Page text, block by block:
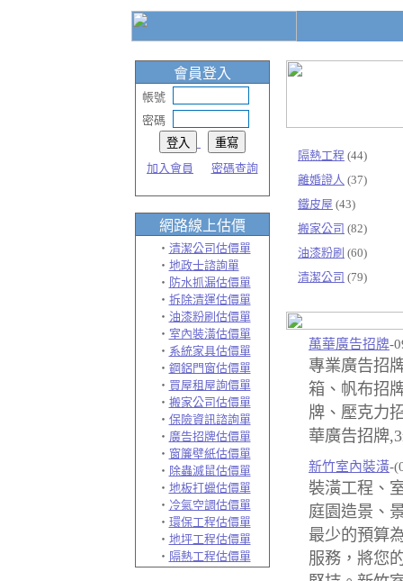
會員登入
帳號
密碼
加入會員 密碼查詢
網路線上估價
‧ 清潔公司估價單
‧ 地政士諮詢單
‧ 防水抓漏估價單
‧ 拆除清運估價單
‧ 油漆粉刷估價單
‧ 室內裝潢估價單
‧ 系統家具估價單
‧ 鋼鋁門窗估價單
‧ 買屋租屋詢價單
‧ 搬家公司估價單
‧ 保險資訊諮詢單
‧ 廣告招牌估價單
‧ 窗簾壁紙估價單
‧ 除蟲滅鼠估價單
‧ 地板打蠟估價單
‧ 冷氣空調估價單
‧ 環保工程估價單
‧ 地坪工程估價單
‧ 隔熱工程估價單
隔熱工程 (44)
離婚證人 (37)
鐵皮屋 (43)
搬家公司 (82)
油漆粉刷 (60)
清潔公司 (79)
萬華廣告招牌-
專業廣告招
箱、帆布招
牌、壓克力
華廣告招牌
新竹室內裝潢-
裝潢工程、
庭園造景、
最少的預算
服務，將您